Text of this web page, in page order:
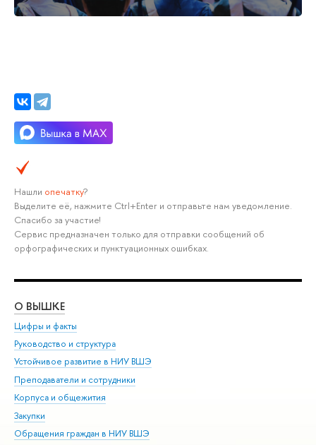
Нашли опечатку?
Выделите её, нажмите Ctrl+Enter и отправьте нам уведомление.
Спасибо за участие!
Сервис предназначен только для отправки сообщений об
орфографических и пунктуационных ошибках.
О ВЫШКЕ
Цифры и факты
Руководство и структура
Устойчивое развитие в НИУ ВШЭ
Преподаватели и сотрудники
Корпуса и общежития
Закупки
Обращения граждан в НИУ ВШЭ